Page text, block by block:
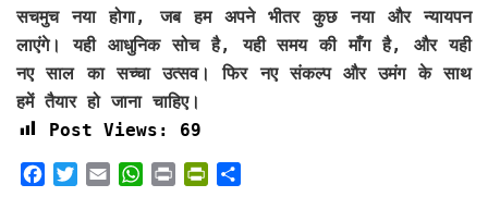
सचमुच नया होगा, जब हम अपने भीतर कुछ नया और न्यायपन
लाएंगे। यही आधुनिक सोच है, यही समय की माँग है, और यही
नए साल का सच्चा उत्सव। फिर नए संकल्प और उमंग के साथ
हमें तैयार हो जाना चाहिए।
Post Views:
69